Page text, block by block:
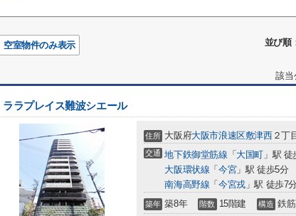
並び順
空室物件のみ表示
該当
ララプレイス難波シエール
住所 大阪府大阪市浪速区敷津西２丁
交通 地下鉄御堂筋線 「 大国町 」駅 徒
大阪環状線 「 今宮」駅 徒歩5分
南海高野線 「 今宮戎」駅 徒歩7分
築年 築8年 階数 15階建 構造 鉄